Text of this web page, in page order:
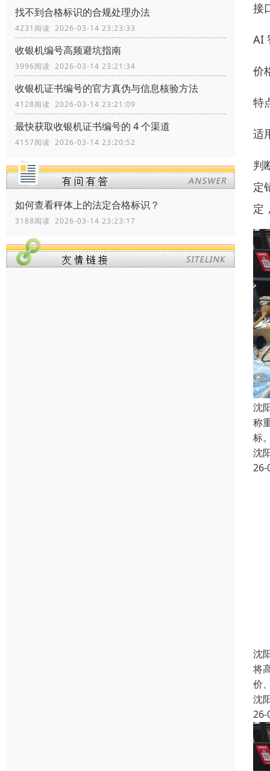
找不到合格标识的合规处理办法
4231阅读 2026-03-14 23:23:33
收银机编号高频避坑指南
3996阅读 2026-03-14 23:21:34
收银机证书编号的官方真伪与信息核验方法
4128阅读 2026-03-14 23:21:09
最快获取收银机证书编号的 4 个渠道
4157阅读 2026-03-14 23:20:52
如何查看秤体上的法定合格标识？
3188阅读 2026-03-14 23:23:17
接
AI
价
特
适
判
定
定
沈
称
标
沈
26-
沈
将
价
沈
26-